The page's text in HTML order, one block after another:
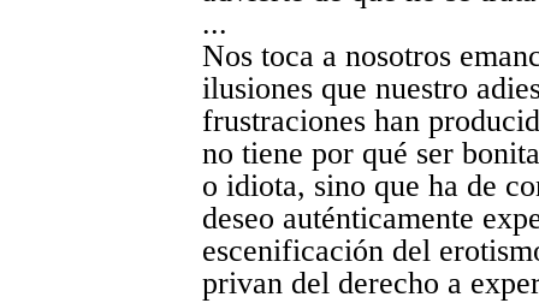
...
Nos toca a nosotros
ilusiones que nuestro
frustraciones han
no tiene por qué ser
o idiota, sino que ha de
deseo auténticamente
escenificación del
privan del derecho a